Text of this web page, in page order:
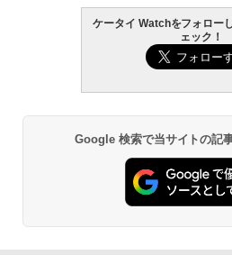
ケータイ Watchをフォロー
ェック！
Google 検索で当サイトの記